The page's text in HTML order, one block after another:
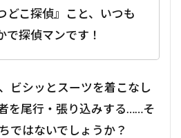
どこ探偵』こと、いつも
で探偵マンです！
ビシッとスーツを着こなし
を尾行・張り込みする……そ
ではないでしょうか？